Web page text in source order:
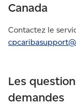
Canada
Contactez le
Les
demandes